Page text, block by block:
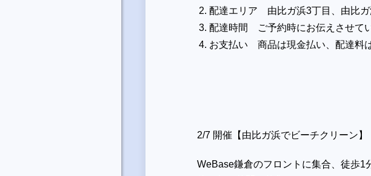
配達エリア 由比ガ浜3丁目、由比ガ
配達時間 ご予約時にお伝えさせて
お支払い 商品は現金払い、配達料
2/7 開催【由比ガ浜でビーチクリーン】
WeBase鎌倉のフロントに集合、徒歩